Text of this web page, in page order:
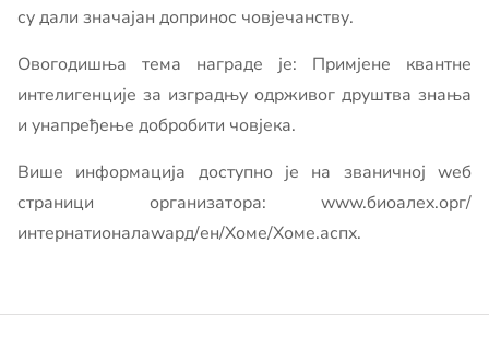
су дали значајан допринос човјечанству.
Овогодишња тема награде је: Примјене квантне
интелигенције за изградњу одрживог друштва знања
и унапређење добробити човјека.
Више информација доступно је на званичној wеб
страници организатора: www.биоалеx.орг/
интернатионалаwард/ен/Хоме/Хоме.аспx.